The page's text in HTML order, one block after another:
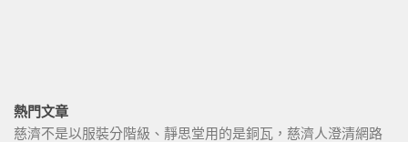
熱門文章
慈濟不是以服裝分階級、靜思堂用的是銅瓦，慈濟人澄清網路